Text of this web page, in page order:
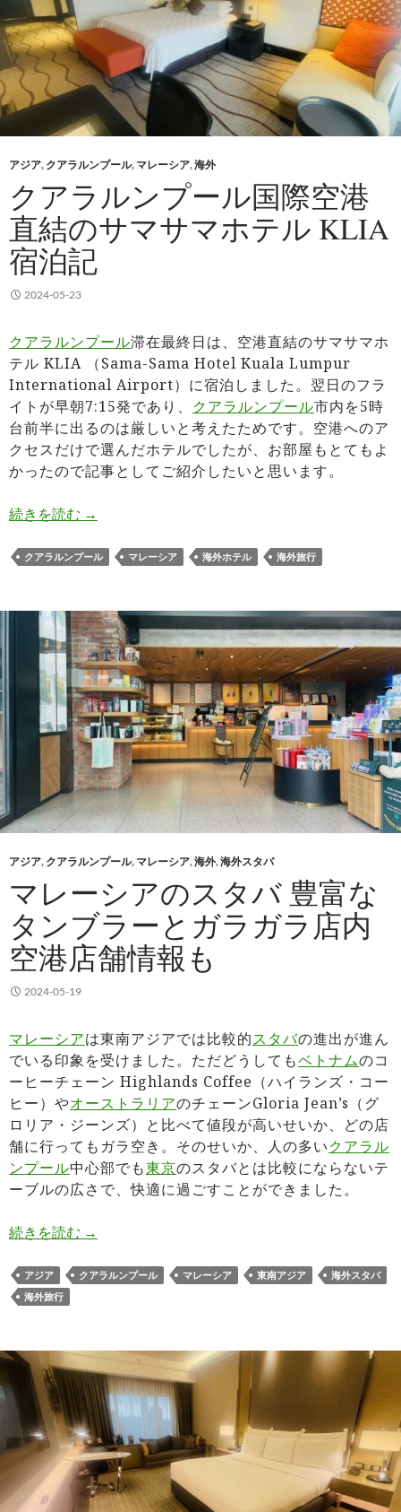
アジア, クアラルンプール, マレーシア,海外
クアラルンプール国際空港
直結のサマサマホテル KLIA
宿泊記
2024-05-23
クアラルンプール滞在最終日は、空港直結のサマサマホ
テル KLIA （Sama-Sama Hotel Kuala Lumpur
International Airport）に宿泊しました。翌日のフラ
イトが早朝7:15発であり、 クアラルンプール市内を5時
台前半に出るのは厳しいと考えたためです。空港へのア
クセスだけで選んだホテルでしたが、お部屋もとてもよ
かったので記事としてご紹介したいと思います。
続きを読む クアラルンプール国際空港直結のサマサマホテ
→
クアラルンプール マレーシア 海外ホテル 海外旅行
アジア, クアラルンプール, マレーシア,海外,海外スタバ
マレーシアのスタバ 豊富な
タンブラーとガラガラ店内
空港店舗情報も
2024-05-19
マレーシアは東南アジアでは比較的スタバの進出が進ん
でいる印象を受けました。ただどうしてもベトナムのコ
ーヒーチェーン Highlands Coffee（ハイランズ・コー
ヒー）やオーストラリアのチェーンGloria Jean’s（グ
ロリア・ジーンズ）と比べて値段が高いせいか、どの店
舗に行ってもガラ空き。そのせいか、人の多いクアラル
ンプール中心部でも東京のスタバとは比較にならないテ
ーブルの広さで、快適に過ごすことができました。
続きを読む マレーシアのスタバ 豊富なタンブラーとガラガ
→
アジア クアラルンプール マレーシア 東南アジア
海外スタバ
海外旅行